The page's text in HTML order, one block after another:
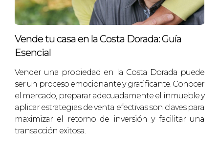
¿Cuánto tiempo lleva vender un piso en
Constantí?
El tiempo promedio varía, pero puede tomar
entre uno y tres meses dependiendo del precio y
la preparación del inmueble.
¿Cómo puedo fijar el precio adecuado?
Investiga precios de propiedades similares en la
zona y considera obtener una tasación
profesional si es posible.
Vende tu casa en la Costa Dorada: Guía
Esencial
Vender una propiedad en la Costa Dorada puede
ser un proceso emocionante y gratificante. Conocer
el mercado, preparar adecuadamente el inmueble y
aplicar estrategias de venta efectivas son claves para
maximizar el retorno de inversión y facilitar una
transacción exitosa.